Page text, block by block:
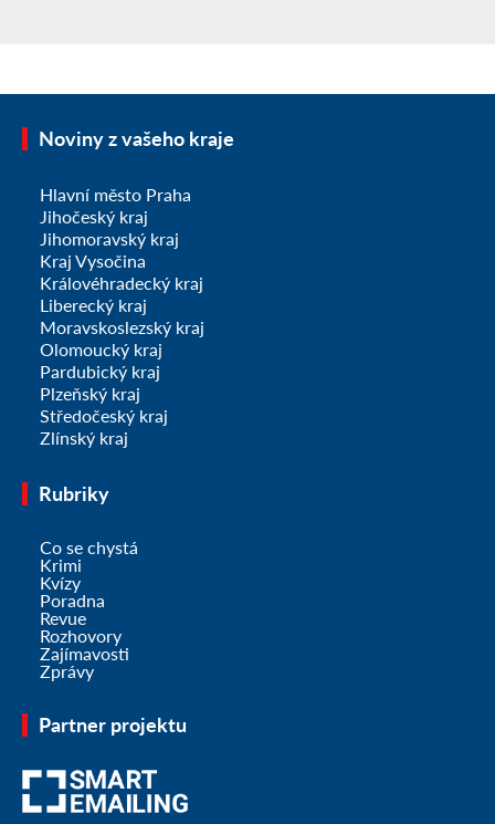
Noviny z vašeho kraje
Hlavní město Praha
Jihočeský kraj
Jihomoravský kraj
Kraj Vysočina
Královéhradecký kraj
Liberecký kraj
Moravskoslezský kraj
Olomoucký kraj
Pardubický kraj
Plzeňský kraj
Středočeský kraj
Zlínský kraj
Rubriky
Co se chystá
Krimi
Kvízy
Poradna
Revue
Rozhovory
Zajímavosti
Zprávy
Partner projektu